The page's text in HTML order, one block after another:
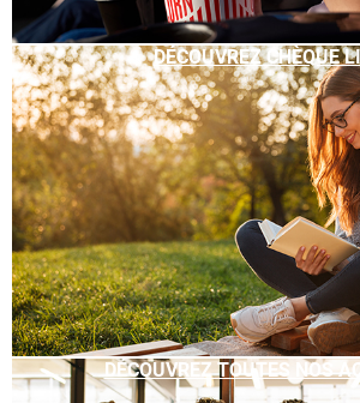
DÉCOUVREZ CHÈQUE
DÉCOUVREZ TOUTES NOS